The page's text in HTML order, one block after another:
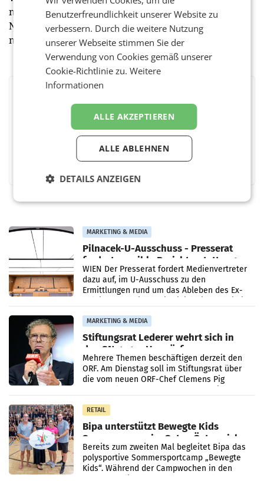
neuen Penny Retter Sackerl sorgen für noch mehr
Nachhaltigkeit, denn hier werden möglichst viele
noch haltbare und frische Lebensmittel gerettet.
MARKETING & MEDIA
Pilnacek-U-Ausschuss - Presserat
fordert sensible Berichterstattung
WIEN Der Presserat fordert Medienvertreter
dazu auf, im U-Ausschuss zu den
Ermittlungen rund um das Ableben des Ex-
MARKETING & MEDIA
Stiftungsrat Lederer wehrt sich in
den SN gegen Vorwürfe
Mehrere Themen beschäftigen derzeit den
ORF. Am Dienstag soll im Stiftungsrat über
die vom neuen ORF-Chef Clemens Pig
RETAIL
Bipa unterstützt Bewegte Kids
Sommercamps im Osten Österreichs
Bereits zum zweiten Mal begleitet Bipa das
polysportive Sommersportcamp „Bewegte
Kids“. Während der Campwochen in den
Benutzerfreundlichkeit unserer Website zu
verbessern. Durch die weitere Nutzung
unserer Webseite stimmen Sie der
Verwendung von Cookies gemäß unserer
Cookie-Richtlinie zu.Weitere
Informationen
ALLE AKZEPTIEREN
ALLE ABLEHNEN
DETAILS ANZEIGEN